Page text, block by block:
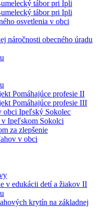
tábor pri Ipli
tábor pri Ipli
osvetlenia v obci
náročnosti obecného úradu
Pomáhajúce profesie II
Pomáhajúce profesie III
obci Ipeľský Sokolec
Ipeľskom Sokolci
za zlepšenie
v obci
v edukácii detí a žiakov II
krytín na základnej